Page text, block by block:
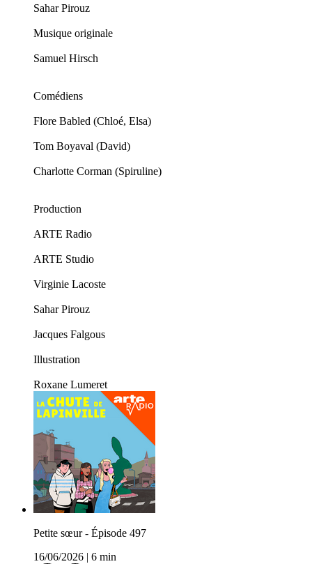
Sahar Pirouz
Musique originale
Samuel Hirsch
Comédiens
Flore Babled (Chloé, Elsa)
Tom Boyaval (David)
Charlotte Corman (Spiruline)
Production
ARTE Radio
ARTE Studio
Virginie Lacoste
Sahar Pirouz
Jacques Falgous
Illustration
Roxane Lumeret
Petite sœur - Épisode 497
16/06/2026
6 min